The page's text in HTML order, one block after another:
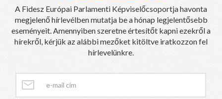
A Fidesz Európai Parlamenti Képviselőcsoportja havonta
megjelenő hírlevélben mutatja be a hónap legjelentősebb
eseményeit. Amennyiben szeretne értesítőt kapni ezekről a
hírekről, kérjük az alábbi mezőket kitöltve iratkozzon fel
hírlevelünkre.